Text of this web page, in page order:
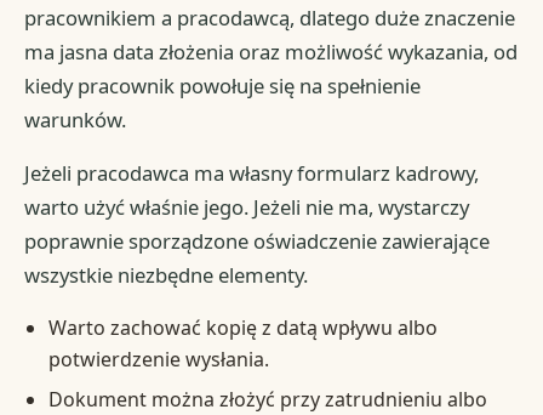
pracownikiem a pracodawcą, dlatego duże znaczenie
ma jasna data złożenia oraz możliwość wykazania, od
kiedy pracownik powołuje się na spełnienie
warunków.
Jeżeli pracodawca ma własny formularz kadrowy,
warto użyć właśnie jego. Jeżeli nie ma, wystarczy
poprawnie sporządzone oświadczenie zawierające
wszystkie niezbędne elementy.
Warto zachować kopię z datą wpływu albo
potwierdzenie wysłania.
Dokument można złożyć przy zatrudnieniu albo